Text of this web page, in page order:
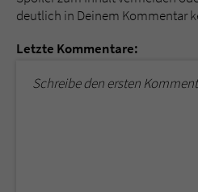
deutlich in Deinem Kommentar
Letzte Kommentare:
Schreibe den ersten